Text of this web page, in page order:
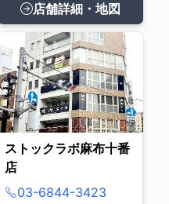
店舗詳細・地図
ストックラボ麻布十番
店
03-6844-3423